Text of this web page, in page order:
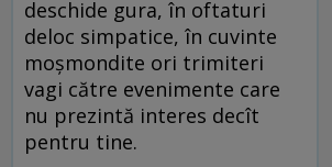
deschide gura, în oftaturi
deloc simpatice, în cuvinte
moșmondite ori trimiteri
vagi către evenimente care
nu prezintă interes decît
pentru tine.